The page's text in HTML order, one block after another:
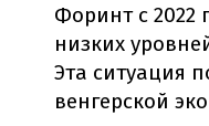
Форинт с 2022
низких
Эта ситуация
венгерской